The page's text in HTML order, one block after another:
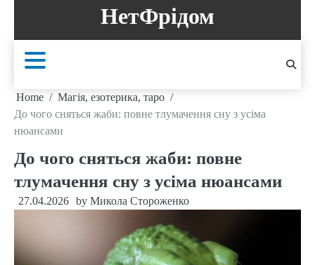
content
НетФрідом
Home
Магія, езотерика, таро
До чого сняться жаби: повне тлумачення сну з усіма
нюансами
До чого сняться жаби: повне
тлумачення сну з усіма нюансами
27.04.2026 by Микола Стороженко